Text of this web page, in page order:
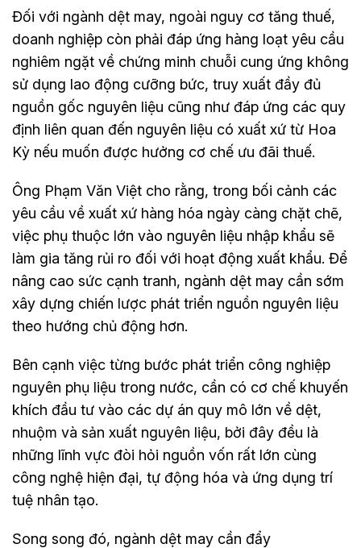
Đối với ngành dệt may, ngoài nguy cơ tăng thuế,
doanh nghiệp còn phải đáp ứng hàng loạt yêu cầu
nghiêm ngặt về chứng minh chuỗi cung ứng không
sử dụng lao động cưỡng bức, truy xuất đầy đủ
nguồn gốc nguyên liệu cũng như đáp ứng các quy
định liên quan đến nguyên liệu có xuất xứ từ Hoa
Kỳ nếu muốn được hưởng cơ chế ưu đãi thuế.
Ông Phạm Văn Việt cho rằng, trong bối cảnh các
yêu cầu về xuất xứ hàng hóa ngày càng chặt chẽ,
việc phụ thuộc lớn vào nguyên liệu nhập khẩu sẽ
làm gia tăng rủi ro đối với hoạt động xuất khẩu. Để
nâng cao sức cạnh tranh, ngành dệt may cần sớm
xây dựng chiến lược phát triển nguồn nguyên liệu
theo hướng chủ động hơn.
Bên cạnh việc từng bước phát triển công nghiệp
nguyên phụ liệu trong nước, cần có cơ chế khuyến
khích đầu tư vào các dự án quy mô lớn về dệt,
nhuộm và sản xuất nguyên liệu, bởi đây đều là
những lĩnh vực đòi hỏi nguồn vốn rất lớn cùng
công nghệ hiện đại, tự động hóa và ứng dụng trí
tuệ nhân tạo.
Song song đó, ngành dệt may cần đẩy